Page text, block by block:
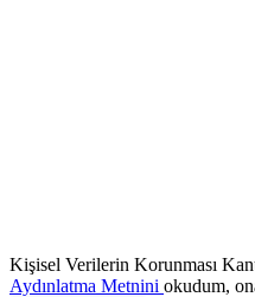
Kişisel Verilerin Korunması
Aydınlatma Metnini okudum,